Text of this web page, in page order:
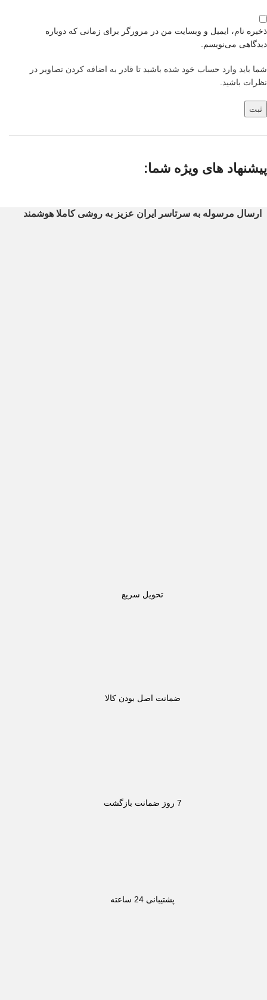
ذخیره نام، ایمیل و وبسایت من در مرورگر برای زمانی که دوباره
دیدگاهی می‌نویسم.
شما باید وارد حساب خود شده باشید تا قادر به اضافه کردن تصاویر در
نظرات باشید.
پیشنهاد های ویژه شما:
ارسال مرسوله به سرتاسر ایران عزیز به روشی کاملا هوشمند
تحویل سریع
ضمانت اصل بودن کالا
7 روز ضمانت بازگشت
پشتیبانی 24 ساعته